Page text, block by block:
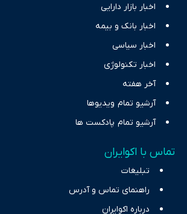
اخبار بازار دارایی
اخبار بانک و بیمه
اخبار سیاسی
اخبار تکنولوژی
آخر هفته
آرشیو تمام ویدیوها
آرشیو تمام پادکست ها
تماس با اکوایران
تبلیغات
راهنمای تماس و آدرس
درباره اکوایران